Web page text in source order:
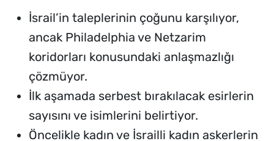
İsrail’in taleplerinin çoğunu karşılıyor,
ancak Philadelphia ve Netzarim
koridorları konusundaki anlaşmazlığı
çözmüyor.
İlk aşamada serbest bırakılacak esirlerin
sayısını ve isimlerini belirtiyor.
Öncelikle kadın ve İsrailli kadın askerlerin